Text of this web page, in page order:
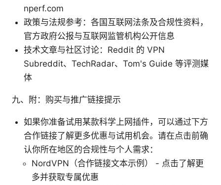
nperf.com
政策与法规参考：各国互联网法条及合规性资料，
官方政府公报与互联网监管机构公开信息
技术文章与社区讨论：Reddit 的 VPN
Subreddit、TechRadar、Tom's Guide 等评测媒
体
九、附：购买与推广链接提示
如果你准备试用某款科学上网插件，可以通过下方
合作链接了解更多优惠与试用机会。请在点击前确
认你所在地区的合规性与个人需求：
NordVPN（合作链接文本示例） - 点击了解更
多并获取专属优惠